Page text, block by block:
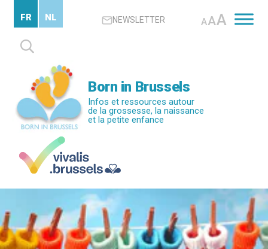
contenu
principal
NEWSLETTER AAA
Rechercher :
FR NL
Born in Brussels
Infos et ressources autour
de la grossesse, la naissance
et la petite enfance